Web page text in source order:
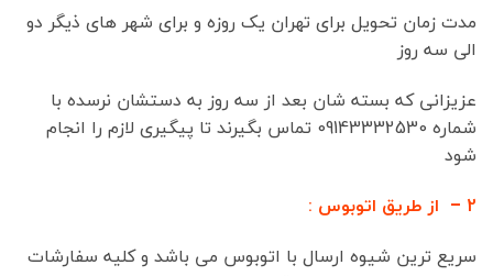
مدت زمان تحویل برای تهران یک روزه و برای شهر های ذیگر دو
الی سه روز
عزیزانی که بسته شان بعد از سه روز به دستشان نرسده با
شماره 09143332530 تماس بگیرند تا پیگیری لازم را انجام
شود
2 – از طریق اتوبوس :
سریع ترین شیوه ارسال با اتوبوس می باشد و کلیه سفارشات